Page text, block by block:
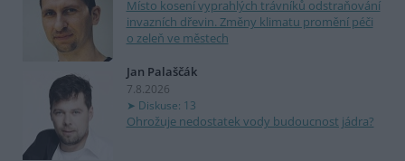
Místo kosení vyprahlých trávníků odstraňování
invazních dřevin. Změny klimatu promění péči
o zeleň ve městech
Jan Palaščák
7.8.2026
Diskuse: 13
Ohrožuje nedostatek vody budoucnost jádra?